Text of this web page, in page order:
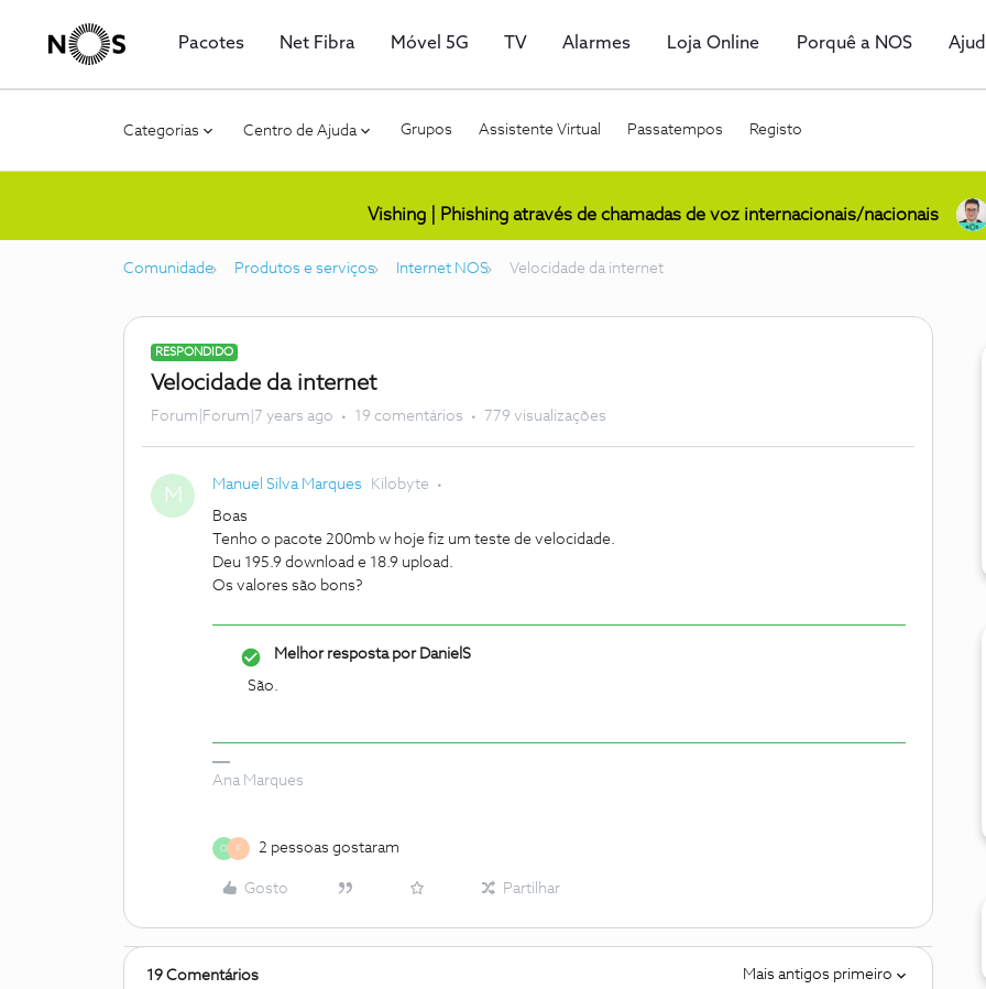
Pacotes Net Fibra Móvel 5G TV Alarmes Loja Online Porquê a NOS
Categorias Centro de Ajuda Grupos Assistente Virtual Passatempos Registo
Vishing | Phishing através de chamadas de voz internacionais/nacionais
Comunidade Produtos e serviços Internet NOS Velocidade da internet
RESPONDIDO
Velocidade da internet
Forum|Forum|7 years ago 19 comentários 779 visualizações
M Manuel Silva Marques Kilobyte
Boas
Tenho o pacote 200mb w hoje fiz um teste de velocidade.
Deu 195.9 download e 18.9 upload.
Os valores são bons?
Melhor resposta porDanielS
São.
Ana Marques
O F 2 pessoas gostaram
Gosto Partilhar
19 Comentários Mais antigos primeiro